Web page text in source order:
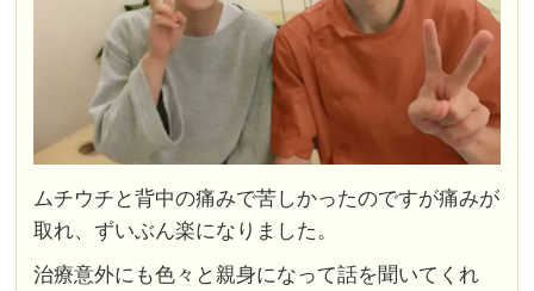
ムチウチと背中の痛みで苦しかったのですが痛みが
取れ、ずいぶん楽になりました。
治療意外にも色々と親身になって話を聞いてくれ